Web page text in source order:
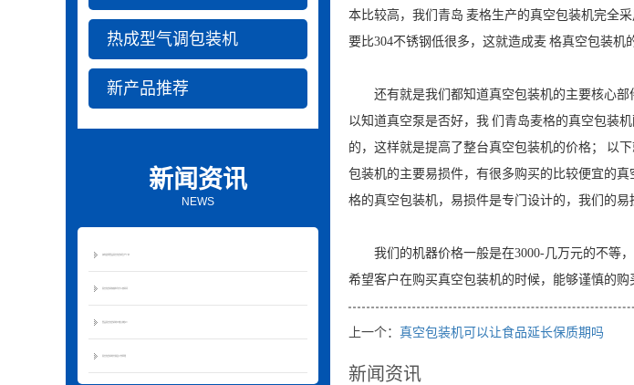
热成型气调包装机
新产品推荐
新闻资讯
NEWS
本比较高，我们青岛 麦格生产的真空包装机完全
要比304不锈钢低很多，这就造成麦 格真空包装机
还有就是我们都知道真空包装机的主要核心部
以知道真空泵是否好，我 们青岛麦格的真空包装
的，这样就是提高了整台真空包装机的价格；
包装机的主要易损件，有很多购买的比较便宜的
格的真空包装机，易损件是专门设计的，我们的
我们的机器价格一般是在3000-几万元的不等，
希望客户在购买真空包装机的时候，能够谨慎的购
上一个： 真空包装机可以让食品延长保质期吗
新闻资讯